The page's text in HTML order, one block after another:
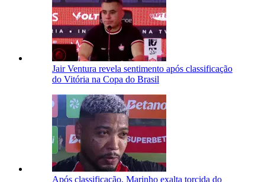
Jair Ventura revela sentimento após classificação
do Vitória na Copa do Brasil
Após classificação, Marinho exalta torcida do